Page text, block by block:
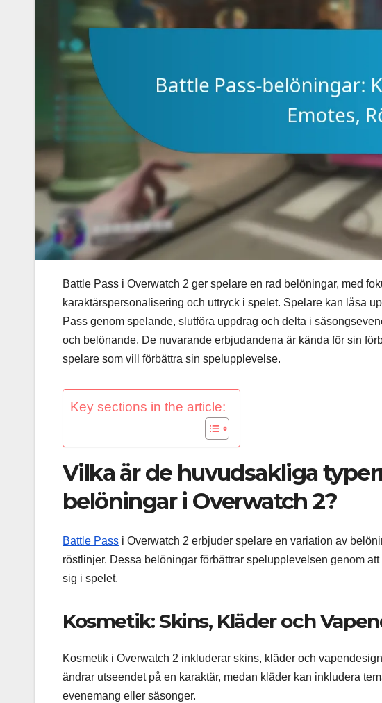
Battle Pass i Overwatch 2 ger spelare en rad belöningar, med
karaktärspersonalisering och uttryck i spelet. Spelare kan låsa
Pass genom spelande, slutföra uppdrag och delta i
och belönande. De nuvarande erbjudandena är kända för sin
spelare som vill förbättra sin spelupplevelse.
Key sections in the article:
Vilka är de huvudsakliga
belöningar i Overwatch 2?
Battle Pass i Overwatch 2 erbjuder spelare en variation av
röstlinjer. Dessa belöningar förbättrar spelupplevelsen genom
sig i spelet.
Kosmetik: Skins, Kläder och
Kosmetik i Overwatch 2 inkluderar skins, kläder och
ändrar utseendet på en karaktär, medan kläder kan inkludera
evenemang eller säsonger.